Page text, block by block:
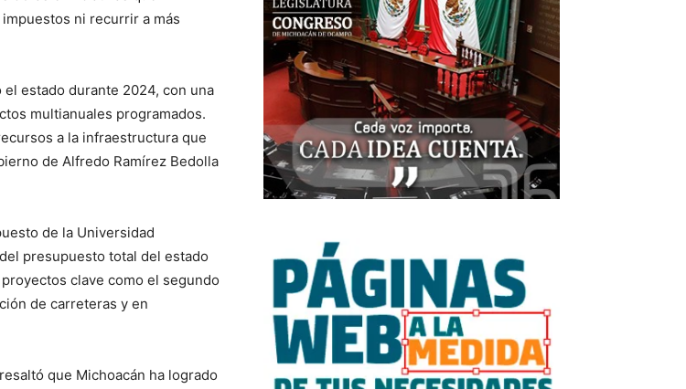
ni recurrir a más
estado durante 2024, con una
multianuales programados.
a la infraestructura que
de Alfredo Ramírez Bedolla
de la Universidad
presupuesto total del estado
clave como el segundo
de carreteras y en
que Michoacán ha logrado